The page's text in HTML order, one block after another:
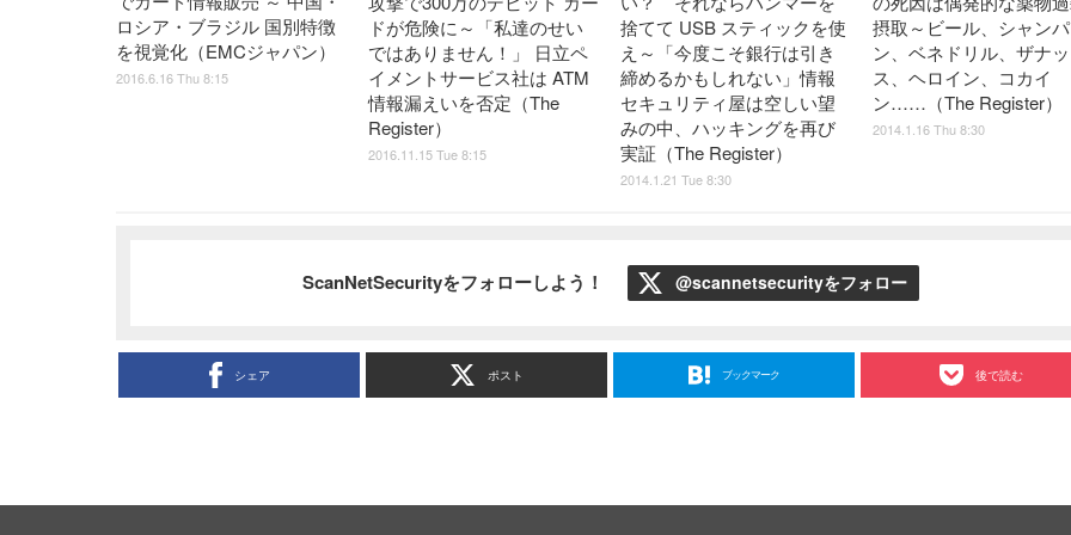
ロシア・ブラジル 国別特徴
を視覚化（EMCジャパン）
2016.6.16 Thu 8:15
ドが危険に～「私達のせい
ではありません！」 日立ペ
イメントサービス社は ATM
情報漏えいを否定（The
Register）
2016.11.15 Tue 8:15
捨てて USB スティックを使
え～「今度こそ銀行は引き
締めるかもしれない」情報
セキュリティ屋は空しい望
みの中、ハッキングを再び
実証（The Register）
2014.1.21 Tue 8:30
摂取～ビール、シャンパ
ン、ベネドリル、ザナ
ス、ヘロイン、コカイ
ン……（The Register）
2014.1.16 Thu 8:30
ScanNetSecurityをフォローしよう！ @scannetsecurityをフォロー
シェア ポスト ブックマーク 後で読む